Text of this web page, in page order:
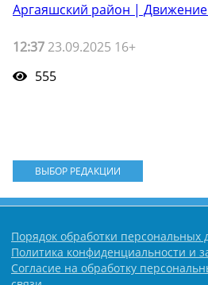
Аргаяшский район |
12:37 23.09.2025 16+
555
ВЫБОР РЕДАКЦИИ
Порядок обработки персональных
Политика конфиденциальности и
Согласие на обработку